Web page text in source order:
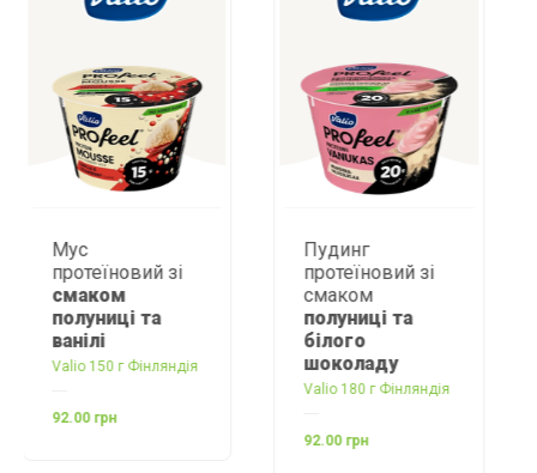
протеїновий зі
полуниці та
шоколаду
протеїновий
Valio
94.00 грн